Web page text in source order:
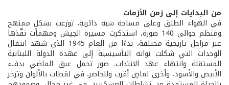
من البدايات إلى زمن الأزمات
في الهواء الطلق وعلى مساحة شبه دائرية، توزعت بشكلٍ ممنهج
ومنظم حوالى 140 صورة، استذكرت مسيرة الجيش ومهمات نفَّذها
عبر مراحل تاريخية مختلفة، بدءًا من العام 1945 الذي شهد انتقال
الوحدات التي شكلت نواته التأسيسية إلى عهدة الدولة اللبنانية
المستقلة وانتهاء عهد الانتداب. صور تحمل عبق الماضي بدفء
الأبيض والأسود، وأخرى لماضٍ أقرب وللحاضر، في لقطات بالألوان وتزخر